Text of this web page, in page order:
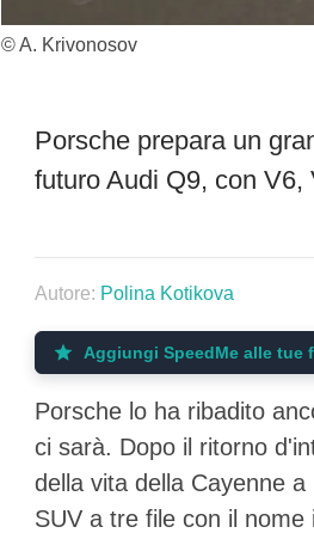
© A. Krivonosov
Porsche prepara un
futuro Audi Q9, con
Autore: Polina Kotikova
Aggiungi SpeedMe alle tue
Porsche lo ha ribadito
ci sarà. Dopo il ritorno
della vita della Cayenne
SUV a tre file con il nome